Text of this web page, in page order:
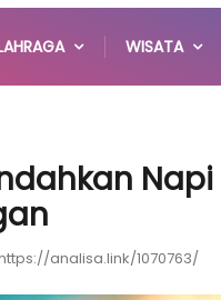
WISATA
analisa.link/1070763/